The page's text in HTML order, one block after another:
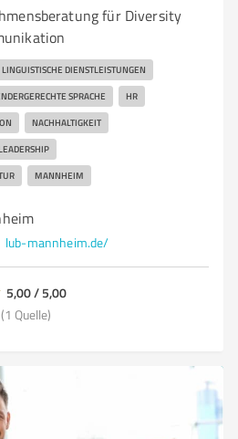
für Diversity
LINGUISTISCHE DIENSTLEISTUNGEN
SPRACHE HR
NACHHALTIGKEIT
MANNHEIM
lub-mannheim.de/
5,00 / 5,00
(1 Quelle)